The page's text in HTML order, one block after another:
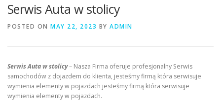
ELEKTRYK SAMOCHODOWY
Serwis Auta w stolicy
POSTED ON MAY 22, 2023 BY ADMIN
Serwis Auta w stolicy– Nasza Firma oferuje profesjonalny Serwis
samochodów z dojazdem do klienta, jesteśmy firmą która serwisuje
wymienia elementy w pojazdach jesteśmy firmą która serwisuje
wymienia elementy w pojazdach.